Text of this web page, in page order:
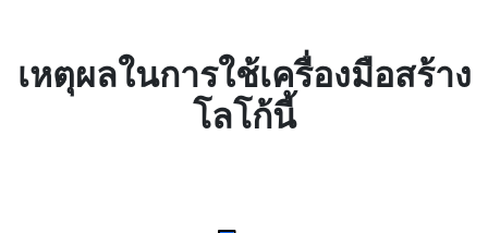
เหตุผลในการใช้เครื่องมือสร้าง
โลโก้นี้